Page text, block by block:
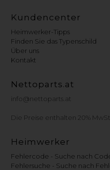
Kundencenter
Heimwerker-Tipps
Finden Sie das Typenschild
Über uns
Kontakt
Nettoparts.at
info@nettoparts.at
Die Preise enthalten 20% MwSt.
Heimwerker
Fehlercode - Suche nach
Fehlersuche - Suche nach